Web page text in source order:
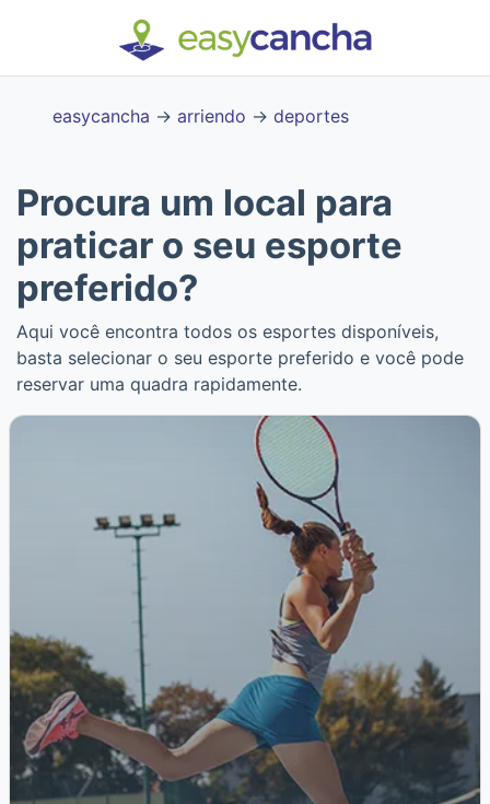
easycancha → arriendo → deportes
Procura um local para
praticar o seu esporte
preferido?
Aqui você encontra todos os esportes disponíveis,
basta selecionar o seu esporte preferido e você pode
reservar uma quadra rapidamente.